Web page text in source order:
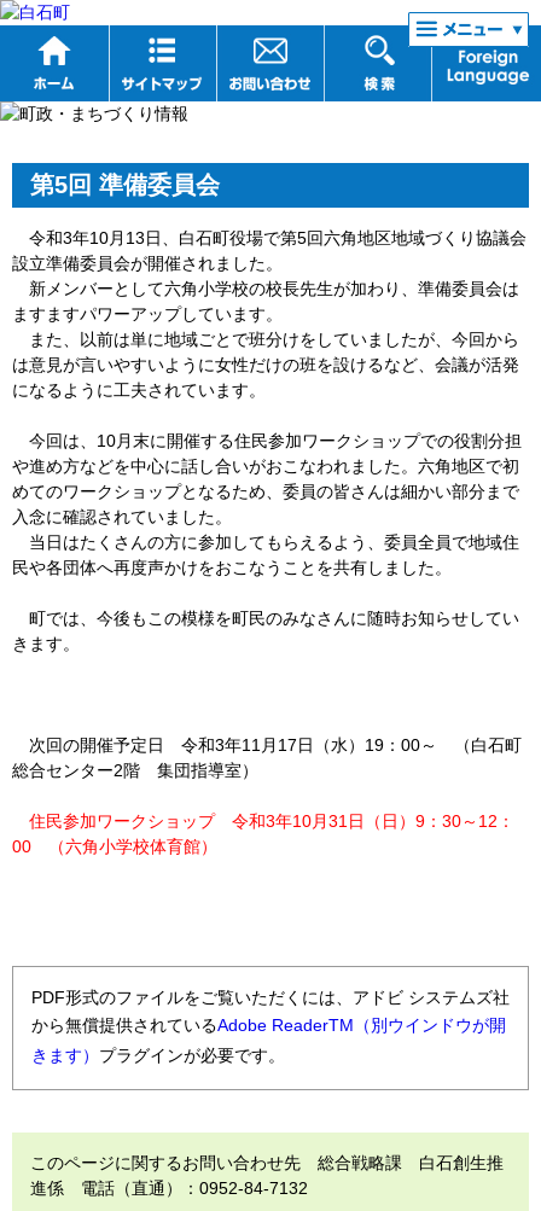
リンク集
第5回 準備委員会
令和3年10月13日、白石町役場で第5回六角地区地域づくり協議会
設立準備委員会が開催されました。
新メンバーとして六角小学校の校長先生が加わり、準備委員会は
ますますパワーアップしています。
また、以前は単に地域ごとで班分けをしていましたが、今回から
は意見が言いやすいように女性だけの班を設けるなど、会議が活発
になるように工夫されています。
今回は、10月末に開催する住民参加ワークショップでの役割分担
や進め方などを中心に話し合いがおこなわれました。六角地区で初
めてのワークショップとなるため、委員の皆さんは細かい部分まで
入念に確認されていました。
当日はたくさんの方に参加してもらえるよう、委員全員で地域住
民や各団体へ再度声かけをおこなうことを共有しました。
町では、今後もこの模様を町民のみなさんに随時お知らせしてい
きます。
次回の開催予定日 令和3年11月17日（水）19：00～ （白石町
総合センター2階 集団指導室）
住民参加ワークショップ 令和3年10月31日（日）9：30～12：
00 （六角小学校体育館）
PDF形式のファイルをご覧いただくには、アドビ システムズ社
から無償提供されているAdobe ReaderTM（別ウインドウが開
きます） プラグインが必要です。
このページに関するお問い合わせ先 総合戦略課 白石創生推
進係 電話（直通）：0952-84-7132